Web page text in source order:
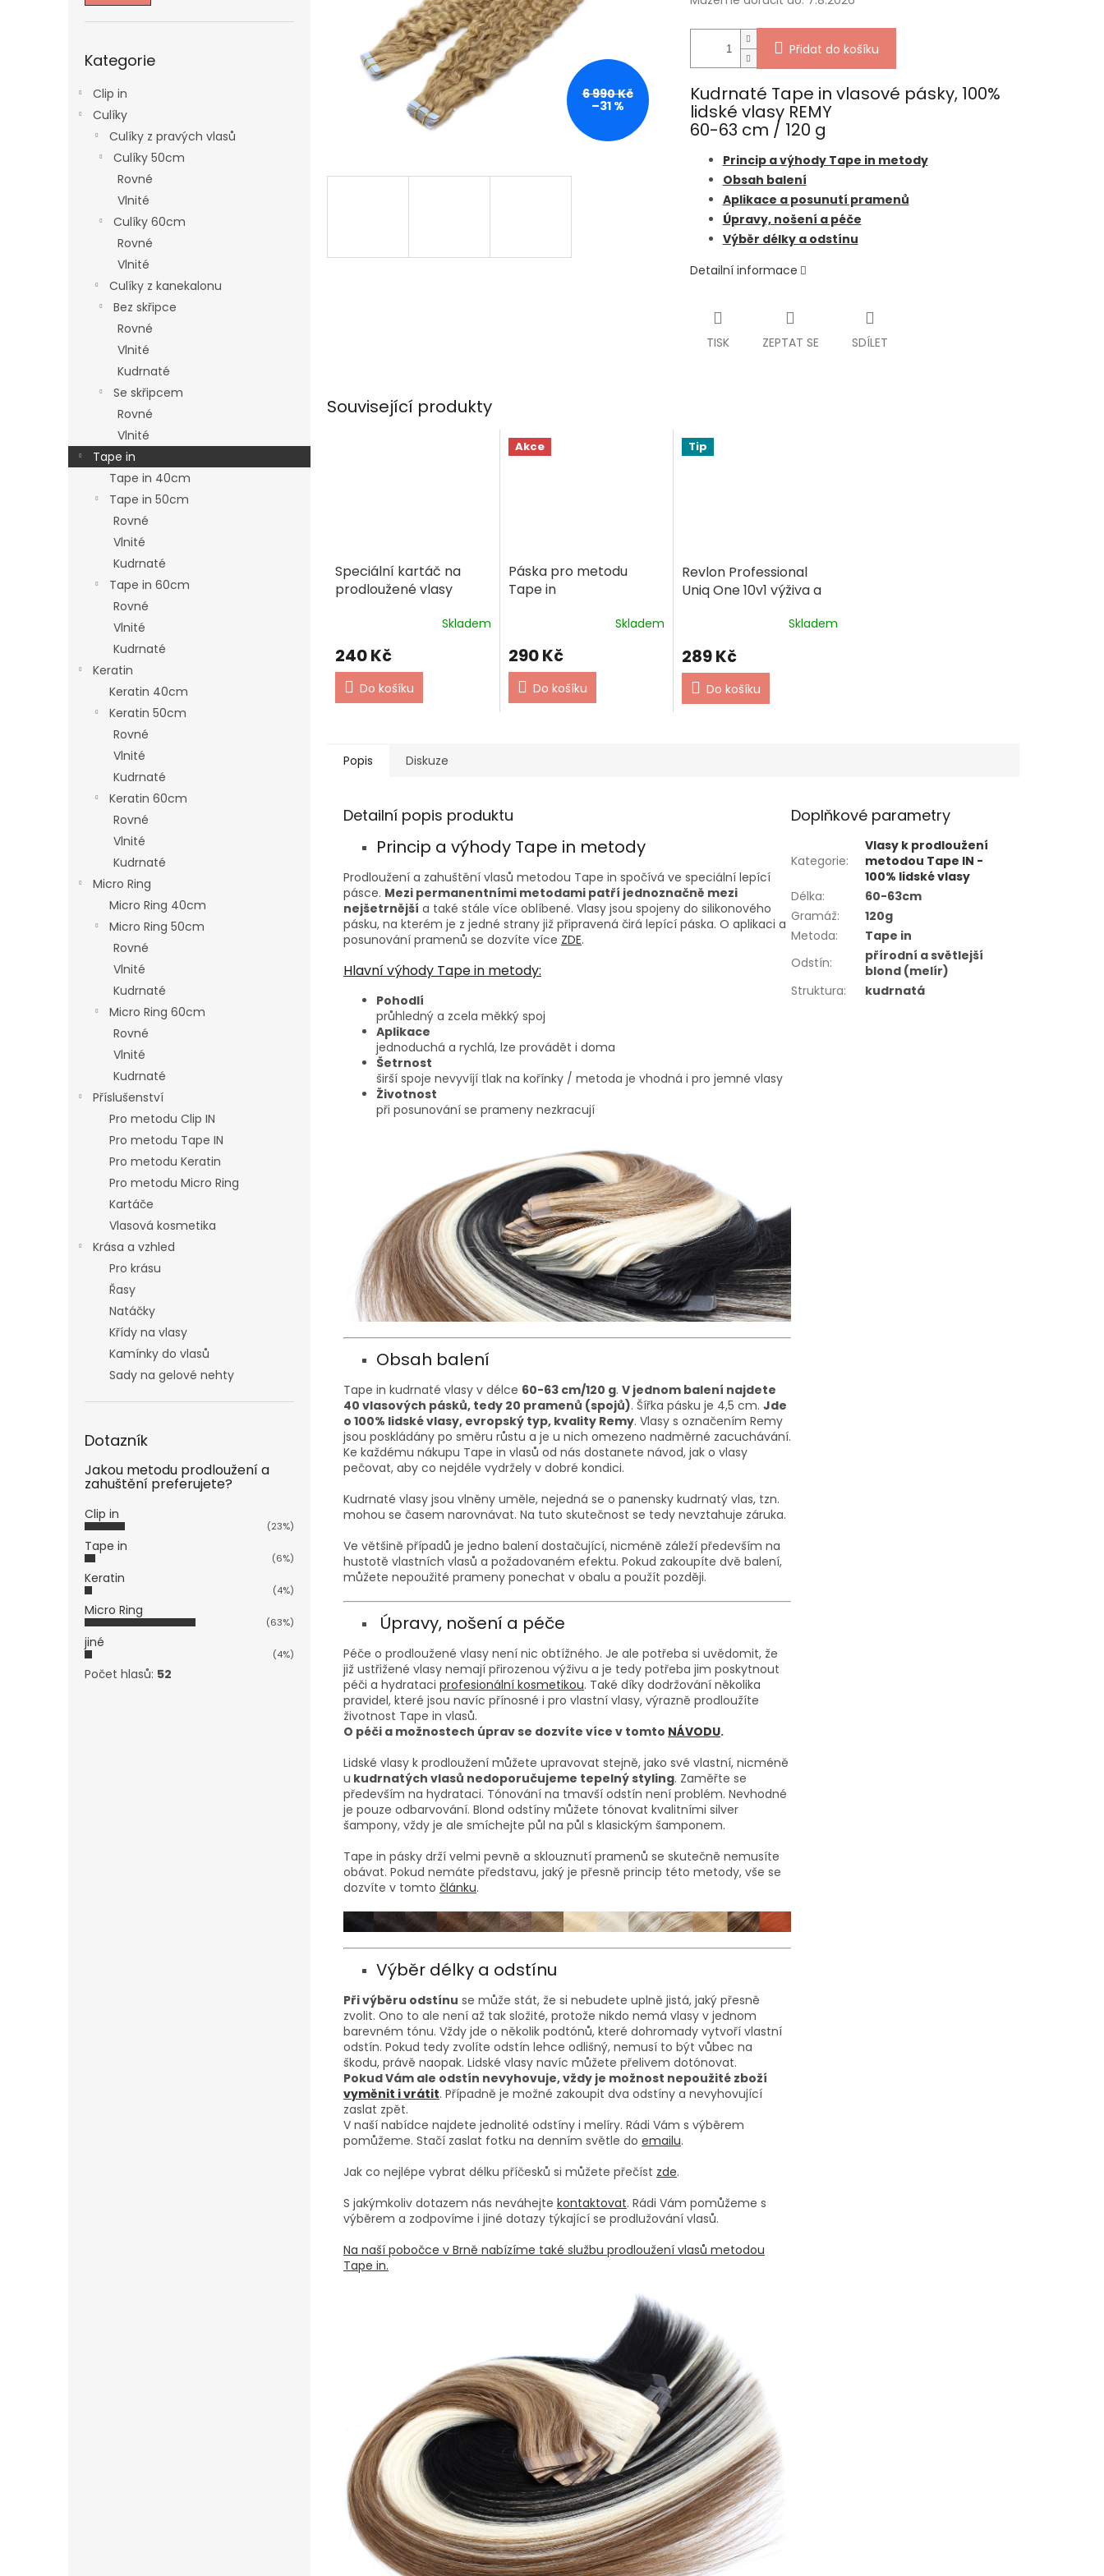
kategorie
Kategorie
Clip in
Culíky
Culíky z pravých vlasů
Culíky 50cm
Rovné
Vlnité
Culíky 60cm
Rovné
Vlnité
Culíky z kanekalonu
Bez skřipce
Rovné
Vlnité
Kudrnaté
Se skřipcem
Rovné
Vlnité
Tape in
Tape in 40cm
Tape in 50cm
Rovné
Vlnité
Kudrnaté
Tape in 60cm
Rovné
Vlnité
Kudrnaté
Keratin
Keratin 40cm
Keratin 50cm
Rovné
Vlnité
Kudrnaté
Keratin 60cm
Rovné
Vlnité
Kudrnaté
Micro Ring
Micro Ring 40cm
Micro Ring 50cm
Rovné
Vlnité
Kudrnaté
Micro Ring 60cm
Rovné
Vlnité
Kudrnaté
Příslušenství
Pro metodu Clip IN
Pro metodu Tape IN
Pro metodu Keratin
Pro metodu Micro Ring
Kartáče
Vlasová kosmetika
Krása a vzhled
Pro krásu
Řasy
Natáčky
Křídy na vlasy
Kamínky do vlasů
Sady na gelové nehty
Dotazník
Jakou metodu prodloužení a
zahuštění preferujete?
Clip in
(23%)
Tape in
(6%)
Keratin
(4%)
Micro Ring
(63%)
jiné
(4%)
Počet hlasů: 52
6 990 Kč
–31 %
Přidat do košíku
Kudrnaté Tape in vlasové pásky, 100%
lidské vlasy REMY
60-63 cm / 120 g
Princip a výhody Tape in metody
Obsah balení
Aplikace a posunutí pramenů
Úpravy, nošení a péče
Výběr délky a odstínu
Detailní informace
TISK ZEPTAT SE SDÍLET
Související produkty
Speciální kartáč na
prodloužené vlasy
Skladem
240 Kč
Do košíku
Akce
Páska pro metodu
Tape in
Skladem
290 Kč
Do košíku
Tip
Revlon Professional
Uniq One 10v1 výživa a
Skladem
289 Kč
Do košíku
Popis Diskuze
Detailní popis produktu
Princip a výhody Tape in metody
Prodloužení a zahuštění vlasů metodou Tape in spočívá ve speciální lepící
pásce. Mezi permanentními metodami patří jednoznačně mezi
nejšetrnější a také stále více oblíbené. Vlasy jsou spojeny do silikonového
pásku, na kterém je z jedné strany již připravená čirá lepící páska. O aplikaci a
posunování pramenů se dozvíte více ZDE.
Hlavní výhody Tape in metody:
Pohodlí
průhledný a zcela měkký spoj
Aplikace
jednoduchá a rychlá, lze provádět i doma
Šetrnost
širší spoje nevyvíjí tlak na kořínky / metoda je vhodná i pro jemné vlasy
Životnost
při posunování se prameny nezkracují
Obsah balení
Tape in kudrnaté vlasy v délce 60-63 cm/120 g. V jednom balení najdete
40 vlasových pásků, tedy 20 pramenů (spojů). Šířka pásku je 4,5 cm. Jde
o 100% lidské vlasy, evropský typ, kvality Remy. Vlasy s označením Remy
jsou poskládány po směru růstu a je u nich omezeno nadměrné zacuchávání.
Ke každému nákupu Tape in vlasů od nás dostanete návod, jak o vlasy
pečovat, aby co nejdéle vydržely v dobré kondici.
Kudrnaté vlasy jsou vlněny uměle, nejedná se o panensky kudrnatý vlas, tzn.
mohou se časem narovnávat. Na tuto skutečnost se tedy nevztahuje záruka.
Ve většině případů je jedno balení dostačující, nicméně záleží především na
hustotě vlastních vlasů a požadovaném efektu. Pokud zakoupíte dvě balení,
můžete nepoužité prameny ponechat v obalu a použít později.
Úpravy, nošení a péče
Péče o prodloužené vlasy není nic obtížného. Je ale potřeba si uvědomit, že
již ustřižené vlasy nemají přirozenou výživu a je tedy potřeba jim poskytnout
péči a hydrataci profesionální kosmetikou. Také díky dodržování několika
pravidel, které jsou navíc přínosné i pro vlastní vlasy, výrazně prodloužíte
životnost Tape in vlasů.
O péči a možnostech úprav se dozvíte více v tomto NÁVODU.
Lidské vlasy k prodloužení můžete upravovat stejně, jako své vlastní, nicméně
u kudrnatých vlasů nedoporučujeme tepelný styling. Zaměřte se
především na hydrataci. Tónování na tmavší odstín není problém. Nevhodné
je pouze odbarvování. Blond odstíny můžete tónovat kvalitními silver
šampony, vždy je ale smíchejte půl na půl s klasickým šamponem.
Tape in pásky drží velmi pevně a sklouznutí pramenů se skutečně nemusíte
obávat. Pokud nemáte představu, jaký je přesně princip této metody, vše se
dozvíte v tomto článku.
Výběr délky a odstínu
Při výběru odstínu se může stát, že si nebudete uplně jistá, jaký přesně
zvolit. Ono to ale není až tak složité, protože nikdo nemá vlasy v jednom
barevném tónu. Vždy jde o několik podtónů, které dohromady vytvoří vlastní
odstín. Pokud tedy zvolíte odstín lehce odlišný, nemusí to být vůbec na
škodu, právě naopak. Lidské vlasy navíc můžete přelivem dotónovat.
Pokud Vám ale odstín nevyhovuje, vždy je možnost nepoužité zboží
vyměnit i vrátit. Případně je možné zakoupit dva odstíny a nevyhovující
zaslat zpět.
V naší nabídce najdete jednolité odstíny i melíry. Rádi Vám s výběrem
pomůžeme. Stačí zaslat fotku na denním světle do emailu.
Jak co nejlépe vybrat délku příčesků si můžete přečíst zde.
S jakýmkoliv dotazem nás neváhejte kontaktovat. Rádi Vám pomůžeme s
výběrem a zodpovíme i jiné dotazy týkající se prodlužování vlasů.
Na naší pobočce v Brně nabízíme také službu prodloužení vlasů metodou
Tape in.
Doplňkové parametry
Kategorie:
Vlasy k prodloužení
metodou Tape IN -
100% lidské vlasy
Délka:
60-63cm
Gramáž:
120g
Metoda:
Tape in
Odstín:
přírodní a světlejší
blond (melír)
Struktura: kudrnatá